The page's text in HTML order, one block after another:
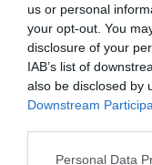
us or personal
your opt-out. You
disclosure of your
IAB’s list of
also be disclosed by
Downstream
Personal Data